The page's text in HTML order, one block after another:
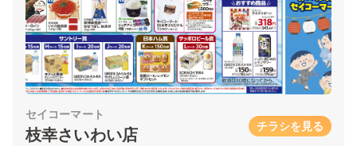
セイコーマート
枝幸さいわい店 チラシを見る